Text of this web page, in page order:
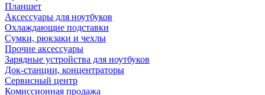
Планшет
Аксессуары для ноутбуков
Охлаждающие подставки
Сумки, рюкзаки и чехлы
Прочие аксессуары
Зарядные устройства для ноутбуков
Док-станции, концентраторы
Сервисный центр
Комиссионная продажа